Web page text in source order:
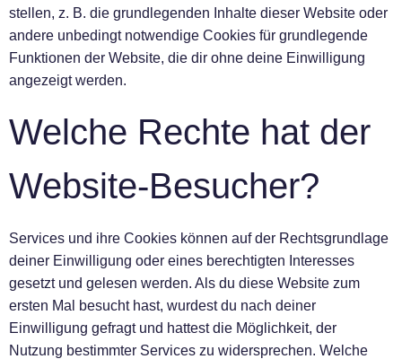
stellen, z. B. die grundlegenden Inhalte dieser Website oder
andere unbedingt notwendige Cookies für grundlegende
Funktionen der Website, die dir ohne deine Einwilligung
angezeigt werden.
Welche Rechte hat der
Website-Besucher?
Services und ihre Cookies können auf der Rechtsgrundlage
deiner Einwilligung oder eines berechtigten Interesses
gesetzt und gelesen werden. Als du diese Website zum
ersten Mal besucht hast, wurdest du nach deiner
Einwilligung gefragt und hattest die Möglichkeit, der
Nutzung bestimmter Services zu widersprechen. Welche